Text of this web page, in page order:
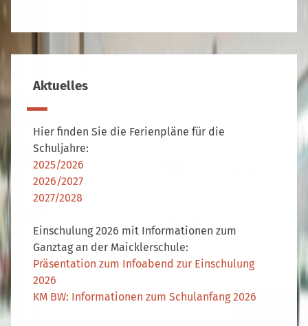
Aktuelles
Hier finden Sie die Ferienpläne für die
Schuljahre:
2025/2026
2026/2027
2027/2028
Einschulung 2026 mit Informationen zum
Ganztag an der Maicklerschule:
Präsentation zum Infoabend zur Einschulung
2026
KM BW: Informationen zum Schulanfang 2026